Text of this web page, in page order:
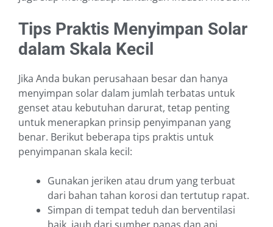
Tips Praktis Menyimpan Solar
dalam Skala Kecil
Jika Anda bukan perusahaan besar dan hanya
menyimpan solar dalam jumlah terbatas untuk
genset atau kebutuhan darurat, tetap penting
untuk menerapkan prinsip penyimpanan yang
benar. Berikut beberapa tips praktis untuk
penyimpanan skala kecil:
Gunakan jeriken atau drum yang terbuat
dari bahan tahan korosi dan tertutup rapat.
Simpan di tempat teduh dan berventilasi